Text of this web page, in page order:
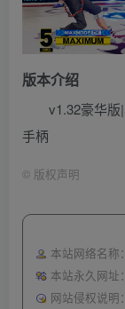
版本介绍
v1.32豪华
手柄
© 版权声明
本站网络名称：
本站永久网址：
网站侵权说明：